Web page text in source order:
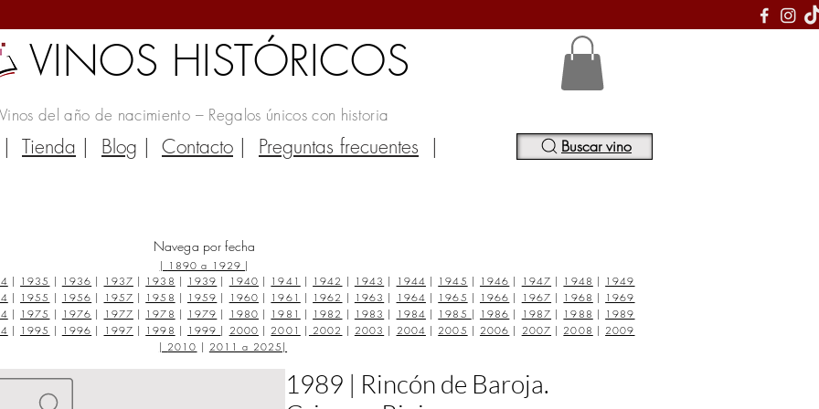
VINOS HISTÓRICOS
Vinos del año de nacimiento – Regalos únicos con historia
| Tienda | Blog | Contacto | Preguntas frecuentes | Buscar vino
Navega por fecha
| 1890 a 1929 |
| 1935 | 1936 | 1937 | 1938 | 1939 | 1940 | 1941 | 1942 | 1943 | 1944 | 1945 | 1946 | 1947 | 1948 | 1949
| 1955 | 1956 | 1957 | 1958 | 1959 | 1960 | 1961 | 1962 | 1963 | 1964 | 1965 | 1966 | 1967 | 1968 | 1969
| 1975 | 1976 | 1977 | 1978 | 1979 | 1980 | 1981 | 1982 | 1983 | 1984 | 1985 | 1986 | 1987 | 1988 | 1989
| 1995 | 1996 | 1997 | 1998 | 1999 | 2000 | 2001 | 2002 | 2003 | 2004 | 2005 | 2006 | 2007 | 2008 | 2009
| 2010 | 2011 a 2025 |
1989 | Rincón de Baroja.